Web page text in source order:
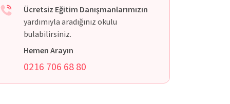
Ücretsiz Eğitim Danışmanlarımızın
yardımıyla aradığınız okulu
bulabilirsiniz.
Hemen Arayın
0216 706 68 80